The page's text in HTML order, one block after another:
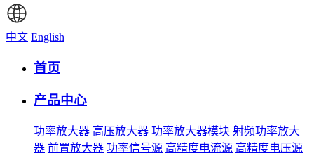
中文 English
首页
产品中心
功率放大器 高压放大器 功率放大器模块 射频功率放大
器 前置放大器 功率信号源 高精度电流源 高精度电压源